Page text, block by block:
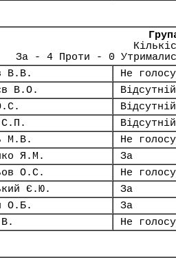
За - 4 Проти - 0
В.В.
Не
В.О.
Відсутній
Відсутній
С.П.
Відсутній
М.В.
Не
Я.М.
За
О.С.
Не
Є.Ю.
За
О.Б.
За
Не